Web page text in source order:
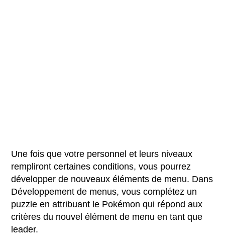
Une fois que votre personnel et leurs niveaux
rempliront certaines conditions, vous pourrez
développer de nouveaux éléments de menu. Dans
Développement de menus, vous complétez un
puzzle en attribuant le Pokémon qui répond aux
critères du nouvel élément de menu en tant que
leader.